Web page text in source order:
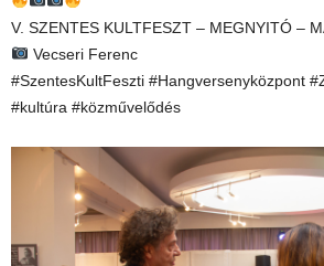
V. SZENTES KULTFESZT – MEGNYITÓ –
Vecseri Ferenc
#SzentesKultFeszti #Hangversenyközpont
#kultúra #közművelődés